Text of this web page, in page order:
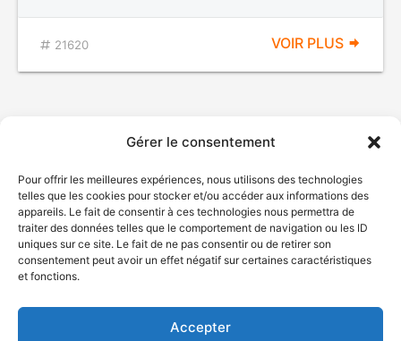
Gérer le consentement
Pour offrir les meilleures expériences, nous utilisons des technologies
telles que les cookies pour stocker et/ou accéder aux informations des
appareils. Le fait de consentir à ces technologies nous permettra de
traiter des données telles que le comportement de navigation ou les ID
uniques sur ce site. Le fait de ne pas consentir ou de retirer son
consentement peut avoir un effet négatif sur certaines caractéristiques
et fonctions.
Accepter
21620 VOIR PLUS
© Gouvernement du Québec, 2026
Plan du site
Accessibilité